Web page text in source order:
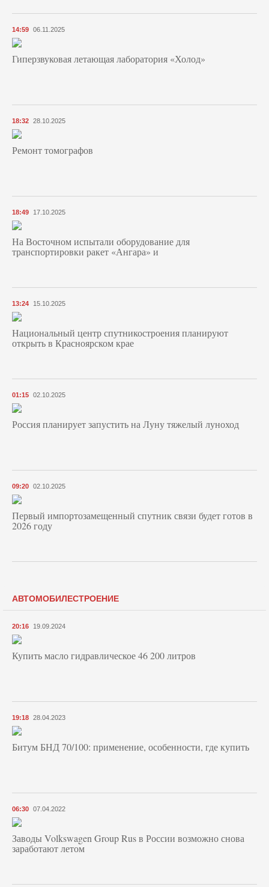
14:59 06.11.2025
Гиперзвуковая летающая лаборатория «Холод»
18:32 28.10.2025
Ремонт томографов
18:49 17.10.2025
На Восточном испытали оборудование для
транспортировки ракет «Ангара» и
13:24 15.10.2025
Национальный центр спутникостроения планируют
открыть в Красноярском крае
01:15 02.10.2025
Россия планирует запустить на Луну тяжелый луноход
09:20 02.10.2025
Первый импортозамещенный спутник связи будет готов в
2026 году
АВТОМОБИЛЕСТРОЕНИЕ
20:16 19.09.2024
Купить масло гидравлическое 46 200 литров
19:18 28.04.2023
Битум БНД 70/100: применение, особенности, где купить
06:30 07.04.2022
Заводы Volkswagen Group Rus в России возможно снова
заработают летом